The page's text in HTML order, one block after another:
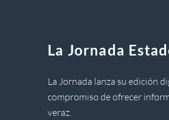
La Jornada
La Jornada lanza su edición
compromiso de ofrecer
veraz.